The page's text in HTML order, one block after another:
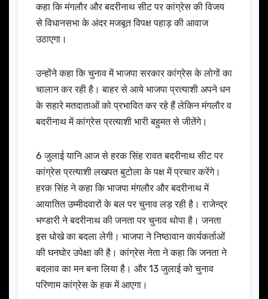
कहा कि मंगलौर और बदरीनाथ सीट पर कांग्रेस की विजय
से विधानसभा के अंदर मजबूत विपक्ष पहाड़ की आवाज
उठाएगा।
उन्होंने कहा कि चुनाव में भाजपा सरकार कांग्रेस के लोगों का
चालान कर रही है। बाहर से आये भाजपा प्रत्याशी अपने धन
के सहारे मतदाताओं को प्रभावित कर रहे हैं लेकिन मंगलौर व
बदरीनाथ में कांग्रेस प्रत्याशी भारी बहुमत से जीतेंगे।
6 जुलाई यानि आज से हरक सिंह रावत बदरीनाथ सीट पर
कांग्रेस प्रत्याशी लखपत बुटोला के पक्ष में प्रचार करेंगे।
हरक सिंह ने कहा कि भाजपा मंगलौर और बदरीनाथ में
आयातित उम्मीदवारों के बल पर चुनाव लड़ रही है। राजेन्द्र
भण्डारी ने बदरीनाथ की जनता पर चुनाव थोपा है। जनता
इस धोखे का बदला लेगी। भाजपा ने निष्ठावान कार्यकर्ताओं
की घनघोर उपेक्षा की है। कांग्रेस नेता ने कहा कि जनता ने
बदलाव का मन बना लिया है। और 13 जुलाई को चुनाव
परिणाम कांग्रेस के हक में आएगा।